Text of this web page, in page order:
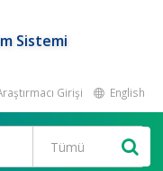
Sistemi
Girişi English